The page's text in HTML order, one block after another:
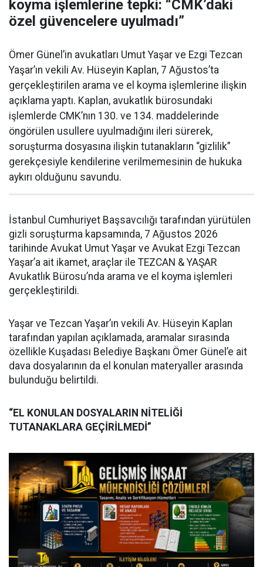
koyma işlemlerine tepki: “CMK’daki
özel güvencelere uyulmadı”
Ömer Günel’in avukatları Umut Yaşar ve Ezgi Tezcan
Yaşar’ın vekili Av. Hüseyin Kaplan, 7 Ağustos’ta
gerçekleştirilen arama ve el koyma işlemlerine ilişkin
açıklama yaptı. Kaplan, avukatlık bürosundaki
işlemlerde CMK’nın 130. ve 134. maddelerinde
öngörülen usullere uyulmadığını ileri sürerek,
soruşturma dosyasına ilişkin tutanakların “gizlilik”
gerekçesiyle kendilerine verilmemesinin de hukuka
aykırı olduğunu savundu.
İstanbul Cumhuriyet Başsavcılığı tarafından yürütülen
gizli soruşturma kapsamında, 7 Ağustos 2026
tarihinde Avukat Umut Yaşar ve Avukat Ezgi Tezcan
Yaşar’a ait ikamet, araçlar ile TEZCAN & YAŞAR
Avukatlık Bürosu’nda arama ve el koyma işlemleri
gerçekleştirildi.
Yaşar ve Tezcan Yaşar’ın vekili Av. Hüseyin Kaplan
tarafından yapılan açıklamada, aramalar sırasında
özellikle Kuşadası Belediye Başkanı Ömer Günel’e ait
dava dosyalarının da el konulan materyaller arasında
bulunduğu belirtildi.
“EL KONULAN DOSYALARIN NİTELİĞİ
TUTANAKLARA GEÇİRİLMEDİ”